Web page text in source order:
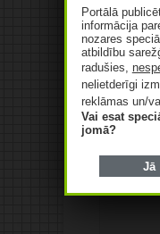
Vieta
Saldus
Jūsu
Jūsu e-
Portālā
informācija
nozares
atbildību
radušies,
nelietderīgi
reklāmas un/
Vai esat
jomā?
Jā